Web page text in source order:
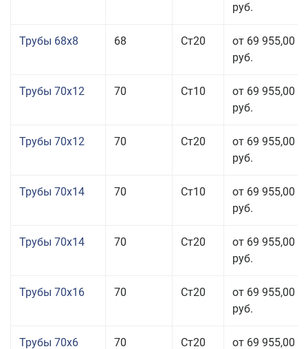
руб.
Трубы 68x8 68 Ст20
от 69 955,00
руб.
Трубы 70x12 70 Ст10
от 69 955,00
руб.
Трубы 70x12 70 Ст20
от 69 955,00
руб.
Трубы 70x14 70 Ст10
от 69 955,00
руб.
Трубы 70x14 70 Ст20
от 69 955,00
руб.
Трубы 70x16 70 Ст20
от 69 955,00
руб.
Трубы 70x6 70 Ст20
от 69 955,00